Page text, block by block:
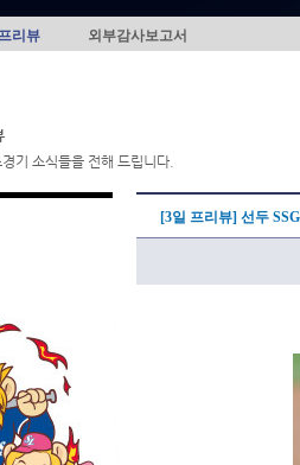
프리뷰 외부감사보고서
기 소식들을 전해 드립니다.
[3일 프리뷰] 선두